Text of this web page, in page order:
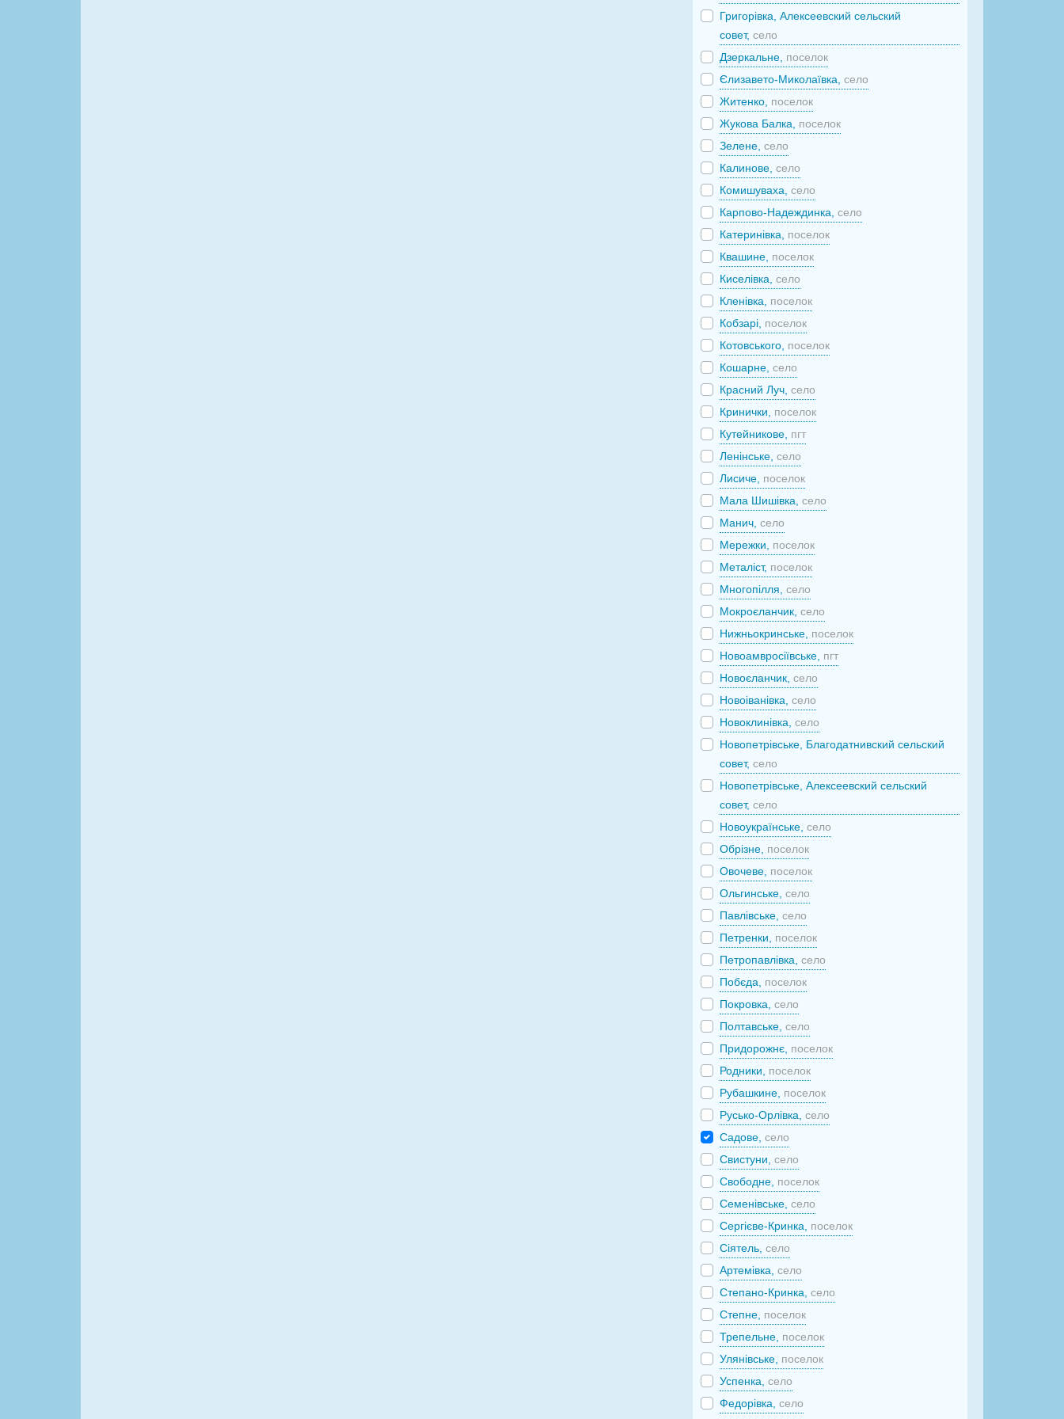
Григорівка, Алексеевский сельский
совет,село
Дзеркальне, поселок
Єлизавето-Миколаївка,село
Житенко, поселок
Жукова Балка, поселок
Зелене,село
Калинове,село
Комишуваха,село
Карпово-Надеждинка,село
Катеринівка, поселок
Квашине, поселок
Киселівка,село
Кленівка, поселок
Кобзарі, поселок
Котовського, поселок
Кошарне,село
Красний Луч,село
Кринички, поселок
Кутейникове, пгт
Ленінське,село
Лисиче, поселок
Мала Шишівка,село
Манич,село
Мережки, поселок
Металіст, поселок
Многопілля,село
Мокроєланчик,село
Нижньокринське, поселок
Новоамвросіївське, пгт
Новоєланчик,село
Новоіванівка,село
Новоклинівка,село
Новопетрівське, Благодатнивский сельский
совет,село
Новопетрівське, Алексеевский сельский
совет,село
Новоукраїнське,село
Обрізне, поселок
Овочеве, поселок
Ольгинське,село
Павлівське,село
Петренки, поселок
Петропавлівка,село
Побєда, поселок
Покровка,село
Полтавське,село
Придорожнє, поселок
Родники, поселок
Рубашкине, поселок
Русько-Орлівка,село
Садове,село
Свистуни,село
Свободне, поселок
Семенівське,село
Сергієве-Кринка, поселок
Сіятель,село
Артемівка,село
Степано-Кринка,село
Степне, поселок
Трепельне, поселок
Улянівське, поселок
Успенка,село
Федорівка,село